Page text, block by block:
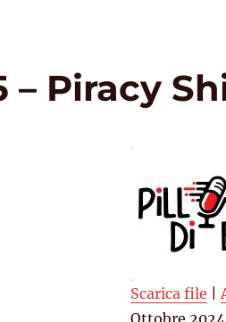
– Piracy
Deezer
SHARE
Scarica file |
Ottobre 2024